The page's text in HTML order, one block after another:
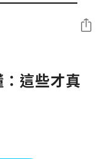
這些才真
分享